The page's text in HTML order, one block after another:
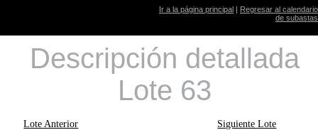
Ir a la página principal | Regresar al calendario
de subastas
Descripción detallada
Lote 63
Lote Anterior Siguiente Lote